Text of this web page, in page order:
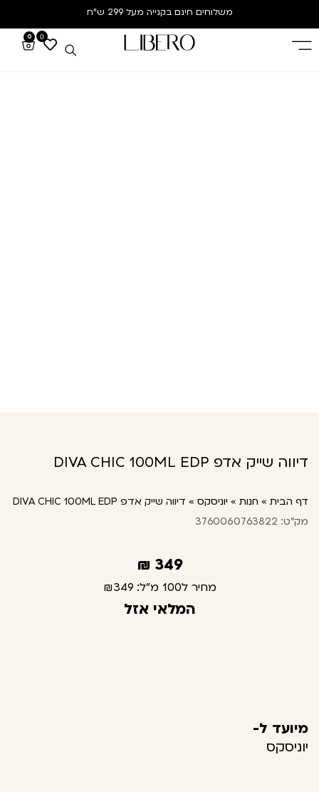
משלוחים חינם בקנייה מעל 299 ש”ח
0
0
דיווה שייק אדפ DIVA CHIC 100ML EDP
דף הבית » חנות » יוניסקס » דיווה שייק אדפ DIVA CHIC 100ML EDP
מק"ט: 3760060763822
349
₪
מחיר ל100 מ"ל: ₪349
המלאי אזל
מיועד ל-
יוניסקס